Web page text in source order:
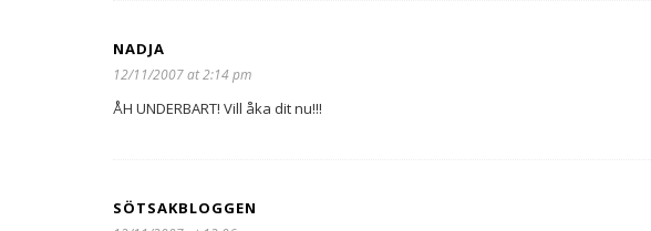
NADJA
12/11/2007 at 2:14 pm
ÅH UNDERBART! Vill åka dit nu!!!
SÖTSAKBLOGGEN